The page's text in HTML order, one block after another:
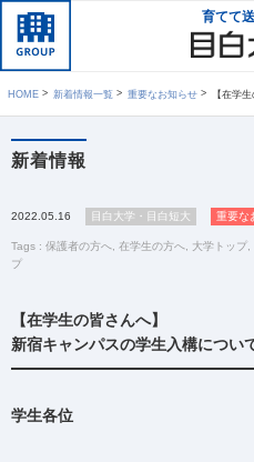
育てて
HOME 新着情報一覧 重要なお知らせ 【在学
新着情報
2022.05.16 目白大学・目白短大 重要な
Tags : 保護者の方へ 在学生の方へ 大学トップ
プ
【在学生の皆さんへ】
新宿キャンパスの学生入構につい
学生各位